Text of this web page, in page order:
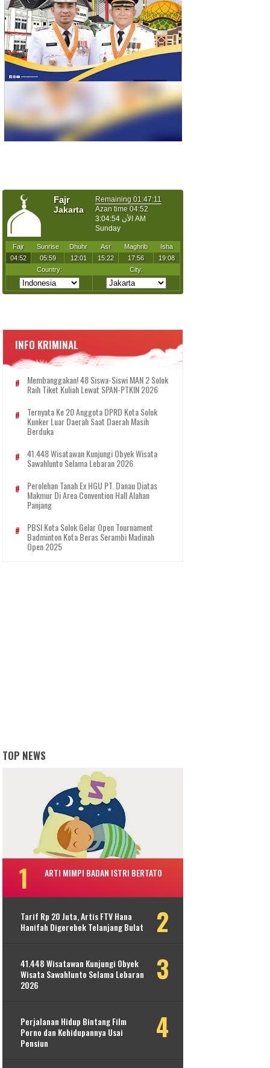
INFO KRIMINAL
Membanggakan! 48 Siswa-Siswi MAN 2 Solok
Raih Tiket Kuliah Lewat SPAN-PTKIN 2026
Ternyata Ke 20 Anggota DPRD Kota Solok
Kunker Luar Daerah Saat Daerah Masih
Berduka
41.448 Wisatawan Kunjungi Obyek Wisata
Sawahlunto Selama Lebaran 2026
Perolehan Tanah Ex HGU PT. Danau Diatas
Makmur Di Area Convention Hall Alahan
Panjang
PBSI Kota Solok Gelar Open Tournament
Badminton Kota Beras Serambi Madinah
Open 2025
TOP NEWS
ARTI MIMPI BADAN ISTRI BERTATO
Tarif Rp 20 Juta, Artis FTV Hana
Hanifah Digerebek Telanjang Bulat
41.448 Wisatawan Kunjungi Obyek
Wisata Sawahlunto Selama Lebaran
2026
Perjalanan Hidup Bintang Film
Porno dan Kehidupannya Usai
Pensiun